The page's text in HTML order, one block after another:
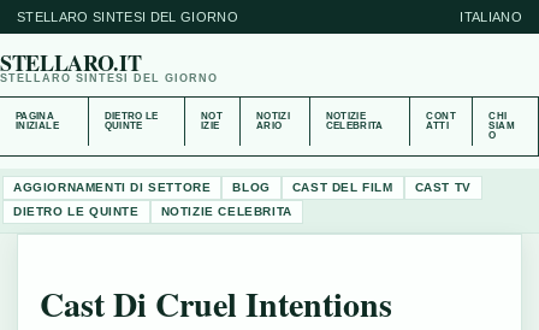
STELLARO SINTESI DEL GIORNO ITALIANO
STELLARO.IT
STELLARO SINTESI DEL GIORNO
PAGINA
INIZIALE
DIETRO LE
QUINTE
NOT
IZIE
NOTIZI
ARIO
NOTIZIE
CELEBRITA
CONT
ATTI
CHI
SIAM
O
AGGIORNAMENTI DI SETTORE BLOG CAST DEL FILM
CAST TV
DIETRO LE QUINTE
NOTIZIE CELEBRITA
Cast Di Cruel Intentions